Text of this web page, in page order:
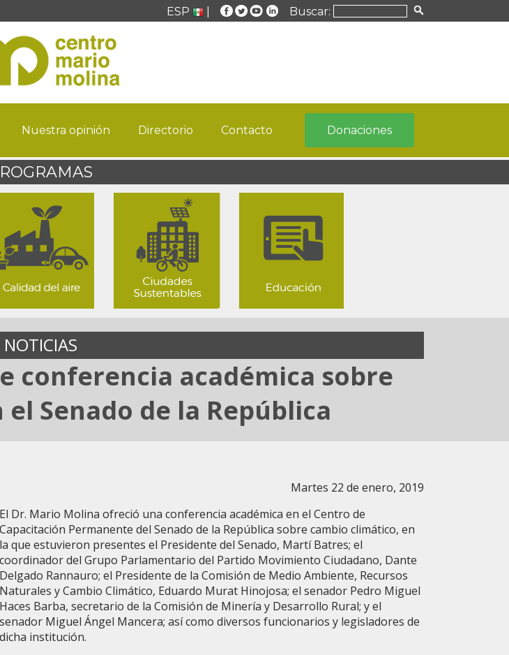
ESP Buscar:
Nuestra opinión Directorio Contacto Donaciones
NOTICIAS
conferencia académica sobre
Senado de la República
Martes 22 de enero, 2019
El Dr. Mario Molina ofreció una conferencia académica en el Centro de
Capacitación Permanente del Senado de la República sobre cambio climático, en
la que estuvieron presentes el Presidente del Senado, Martí Batres; el
coordinador del Grupo Parlamentario del Partido Movimiento Ciudadano, Dante
Delgado Rannauro; el Presidente de la Comisión de Medio Ambiente, Recursos
Naturales y Cambio Climático, Eduardo Murat Hinojosa; el senador Pedro Miguel
Haces Barba, secretario de la Comisión de Minería y Desarrollo Rural; y el
senador Miguel Ángel Mancera; así como diversos funcionarios y legisladores de
dicha institución.